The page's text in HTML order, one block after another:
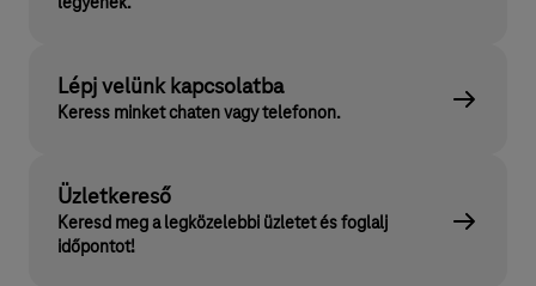
Lépj velünk kapcsolatba
Keress minket chaten vagy telefonon.
Üzletkereső
Keresd meg a legközelebbi üzletet és foglalj
időpontot!